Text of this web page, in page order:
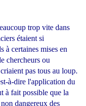
trop vite dans
étaient si
à certaines mises en
chercheurs ou
pas tous au loup.
à-dire l'application du
à fait possible que la
dangereux des